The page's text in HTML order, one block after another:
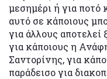
μεσημέρι ή για ποτό
αυτό σε κάποιους
για άλλους
για κάποιους η
Σαντορίνης, για
παράδεισο για